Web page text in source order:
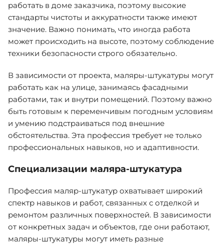
работать в доме заказчика, поэтому высокие
стандарты чистоты и аккуратности также имеют
значение. Важно понимать, что иногда работа
может происходить на высоте, поэтому соблюдение
техники безопасности строго обязательно.
В зависимости от проекта, маляры-штукатуры могут
работать как на улице, занимаясь фасадными
работами, так и внутри помещений. Поэтому важно
быть готовым к переменчивым погодным условиям
и умению подстраиваться под внешние
обстоятельства. Эта профессия требует не только
профессиональных навыков, но и адаптивности.
Специализации маляра-штукатура
Профессия маляр-штукатур охватывает широкий
спектр навыков и работ, связанных с отделкой и
ремонтом различных поверхностей. В зависимости
от конкретных задач и объектов, где они работают,
маляры-штукатуры могут иметь разные